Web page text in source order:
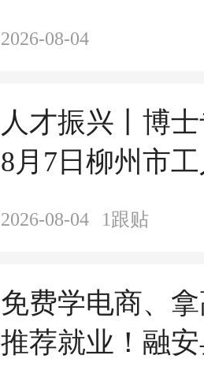
2026-08-04
人才振兴丨博士
8月7日柳州市
安县中医医院
2026-08-04 1跟贴
免费学电商、拿
推荐就业！融